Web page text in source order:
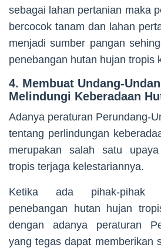
sebagai lahan pertanian maka
bercocok tanam dan lahan
menjadi sumber pangan
penebangan hutan hujan tropis
4. Membuat Undang-
Melindungi Keberadaan
Adanya peraturan Perundang-
tentang perlindungan
merupakan salah satu
tropis terjaga kelestariannya.
Ketika ada pihak-pihak
penebangan hutan hujan
dengan adanya peraturan
yang tegas dapat memberikan